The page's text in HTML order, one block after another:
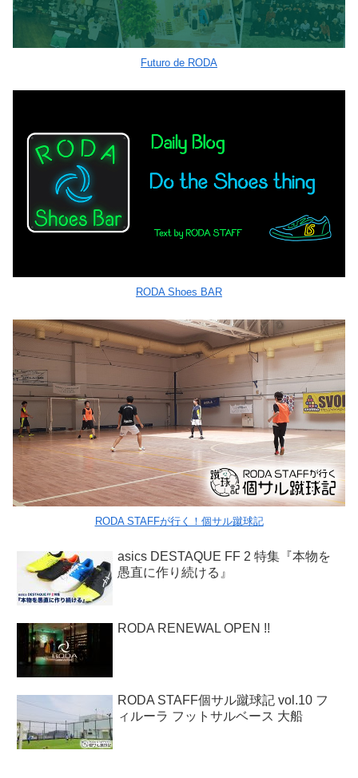
Futuro de RODA
RODA Shoes BAR
RODA STAFFが行く！個サル蹴球記
asics DESTAQUE FF 2 特集『本物を
愚直に作り続ける』
RODA RENEWAL OPEN !!
RODA STAFF個サル蹴球記 vol.10 フ
ィルーラ フットサルベース 大船